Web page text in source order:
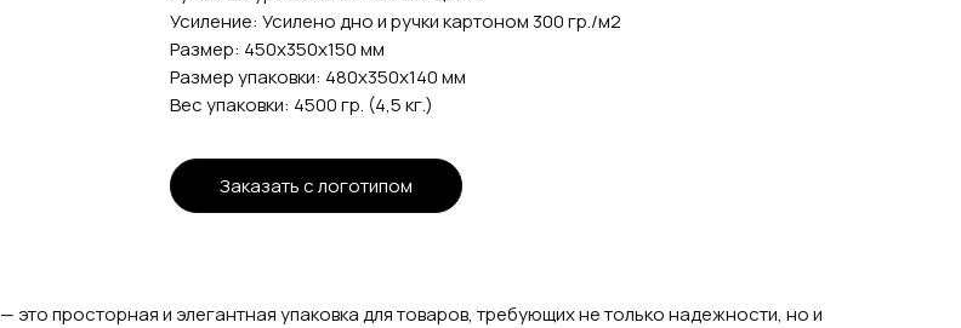
Усиление: Усилено дно и ручки картоном 300 гр./м2
Размер: 450х350х150 мм
Размер упаковки: 480х350х140 мм
Вес упаковки: 4500 гр. (4,5 кг.)
Заказать с логотипом
— это просторная и элегантная упаковка для товаров, требующих не только надежности, но и